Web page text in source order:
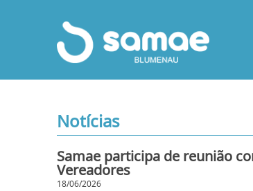
Notícias
Samae participa de reunião
Vereadores
18/06/2026